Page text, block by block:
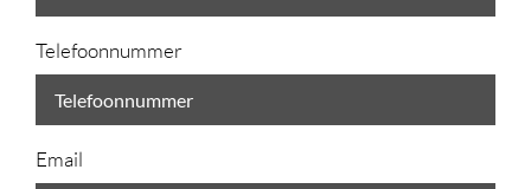
Telefoonnummer
Email